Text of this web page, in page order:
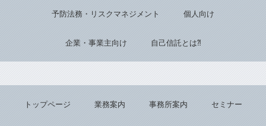
予防法務・リスクマネジメント 個人向け
企業・事業主向け 自己信託とは⁈
トップページ 業務案内 事務所案内 セミナー